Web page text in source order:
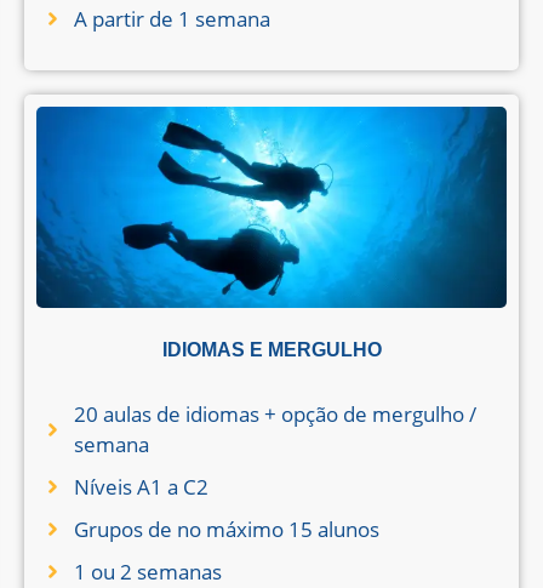
A partir de 1 semana
IDIOMAS E MERGULHO
20 aulas de idiomas + opção de mergulho /
semana
Níveis A1 a C2
Grupos de no máximo 15 alunos
1 ou 2 semanas